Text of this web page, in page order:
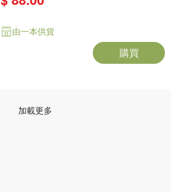
由一本供貨
購買
加載更多